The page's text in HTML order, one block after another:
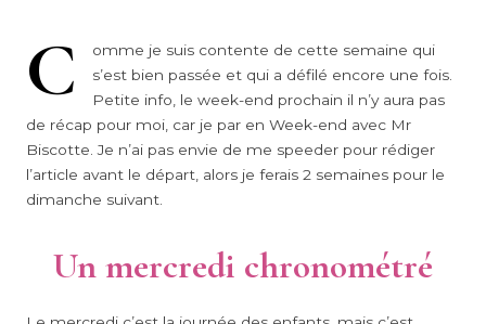
C
omme je suis contente de cette semaine qui
s’est bien passée et qui a défilé encore une fois.
Petite info, le week-end prochain il n’y aura pas
de récap pour moi, car je par en Week-end avec Mr
Biscotte. Je n’ai pas envie de me speeder pour rédiger
l’article avant le départ, alors je ferais 2 semaines pour le
dimanche suivant.
Un mercredi chronométré